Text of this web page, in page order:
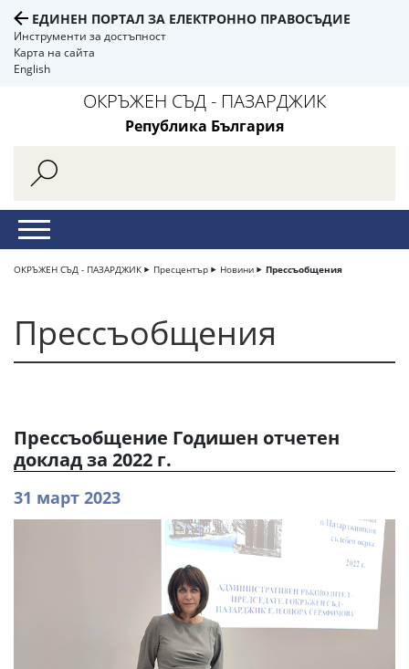
ЕДИНЕН ПОРТАЛ ЗА ЕЛЕКТРОННО ПРАВОСЪДИЕ
Инструменти за достъпност
Карта на сайта
English
ОКРЪЖЕН СЪД - ПАЗАРДЖИК
Република България
ОКРЪЖЕН СЪД - ПАЗАРДЖИК Пресцентър Новини Прессъобщения
Прессъобщения
Прессъобщение Годишен отчетен
доклад за 2022 г.
31 март 2023